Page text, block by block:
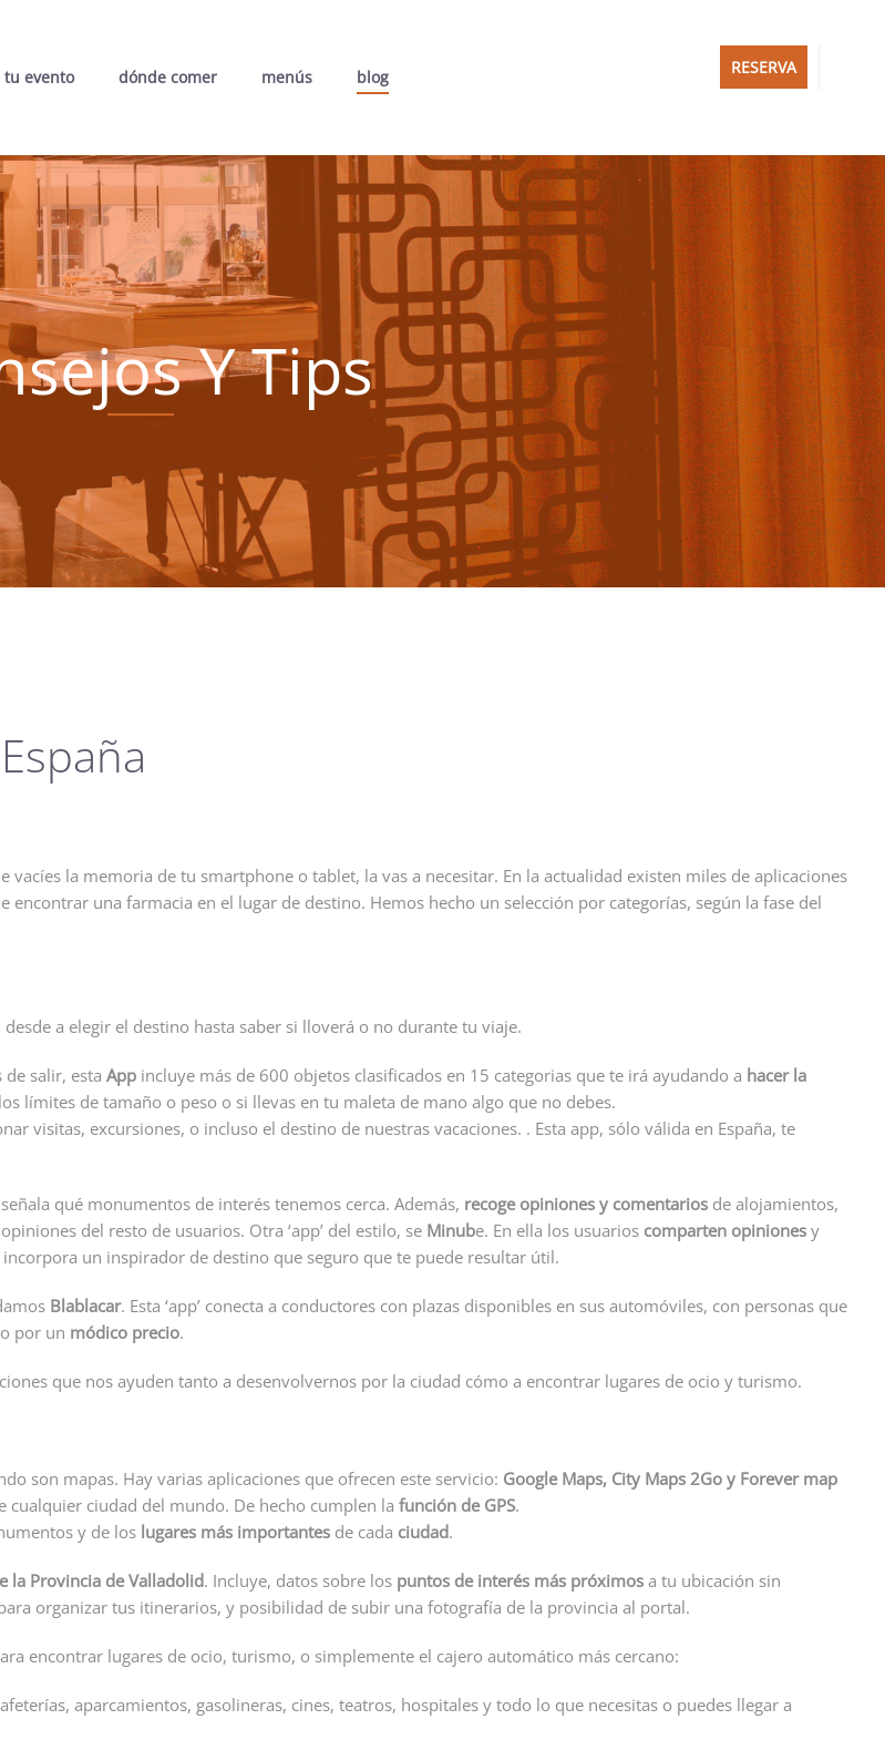
tu evento dónde comer menús blog RESERVA
Y Tips
la memoria de tu smartphone o tablet, la vas a necesitar. En la actualidad existen miles de aplicaciones
una farmacia en el lugar de destino. Hemos hecho un selección por categorías, según la fase del
a elegir el destino hasta saber si lloverá o no durante tu viaje.
de salir, esta App incluye más de 600 objetos clasificados en 15 categorias que te irá ayudando a hacer la
límites de tamaño o peso o si llevas en tu maleta de mano algo que no debes.
visitas, excursiones, o incluso el destino de nuestras vacaciones. . Esta app, sólo válida en España, te
qué monumentos de interés tenemos cerca. Además, recoge opiniones y comentarios de alojamientos,
del resto de usuarios. Otra ‘app’ del estilo, se Minube. En ella los usuarios comparten opiniones y
un inspirador de destino que seguro que te puede resultar útil.
Blablacar. Esta ‘app’ conecta a conductores con plazas disponibles en sus automóviles, con personas que
por un módico precio.
que nos ayuden tanto a desenvolvernos por la ciudad cómo a encontrar lugares de ocio y turismo.
son mapas. Hay varias aplicaciones que ofrecen este servicio: Google Maps, City Maps 2Go y Forever map
cualquier ciudad del mundo. De hecho cumplen la función de GPS.
y de los lugares más importantes de cada ciudad.
la Provincia de Valladolid. Incluye, datos sobre los puntos de interés más próximos a tu ubicación sin
organizar tus itinerarios, y posibilidad de subir una fotografía de la provincia al portal.
encontrar lugares de ocio, turismo, o simplemente el cajero automático más cercano:
aparcamientos, gasolineras, cines, teatros, hospitales y todo lo que necesitas o puedes llegar a